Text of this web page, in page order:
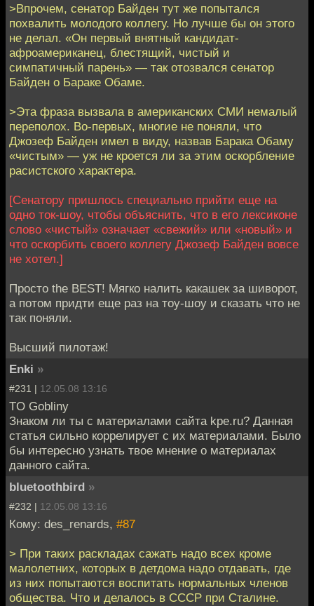
>Впрочем, сенатор Байден тут же попытался
похвалить молодого коллегу. Но лучше бы он этого
не делал. «Он первый внятный кандидат-
афроамериканец, блестящий, чистый и
симпатичный парень» — так отозвался сенатор
Байден о Бараке Обаме.
>Эта фраза вызвала в американских СМИ немалый
переполох. Во-первых, многие не поняли, что
Джозеф Байден имел в виду, назвав Барака Обаму
«чистым» — уж не кроется ли за этим оскорбление
расистского характера.
[Сенатору пришлось специально прийти еще на
одно ток-шоу, чтобы объяснить, что в его лексиконе
слово «чистый» означает «свежий» или «новый» и
что оскорбить своего коллегу Джозеф Байден вовсе
не хотел.]
Просто the BEST! Мягко налить какашек за шиворот,
а потом придти еще раз на тоу-шоу и сказать что не
так поняли.
Высший пилотаж!
Enki »
#231 | 12.05.08 13:16
TO Goblinу
Знаком ли ты с материалами сайта kpe.ru? Данная
статья сильно коррелирует с их материалами. Было
бы интересно узнать твое мнение о материалах
данного сайта.
bluetoothbird »
#232 | 12.05.08 13:16
Кому: des_renards, #87
> При таких раскладах сажать надо всех кроме
малолетних, которых в детдома надо отдавать, где
из них попытаются воспитать нормальных членов
общества. Что и делалось в СССР при Сталине.